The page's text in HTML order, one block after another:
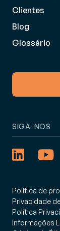
Clientes
Blog
Glossário
Política de
Privacidade
Política
Informações
SIGA-NOS